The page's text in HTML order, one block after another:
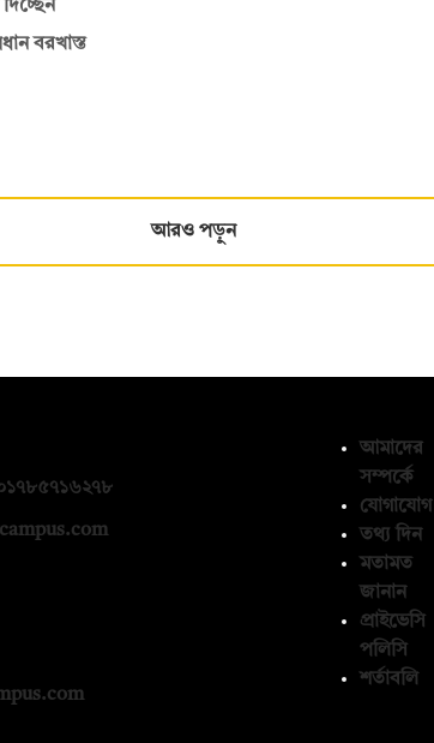
বরখাস্ত
আরও পড়ুন
আমাদের
সম্পর্কে
যোগাযোগ
তথ্য দিন
মতামত
জানান
প্রাইভেসি
পলিসি
শর্তাবলি